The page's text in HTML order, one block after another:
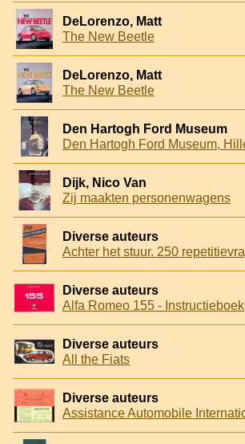
DeLorenzo, Matt
The New Beetle
DeLorenzo, Matt
The New Beetle
Den Hartogh Ford Museum
Dijk, Nico Van
Zij maakten personenwagens
Diverse auteurs
Diverse auteurs
Alfa Romeo 155 - Instructieboek
Diverse auteurs
All the Fiats
Diverse auteurs